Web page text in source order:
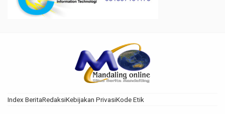
Index BeritaRedaksiKebijakan PrivasiKode Etik